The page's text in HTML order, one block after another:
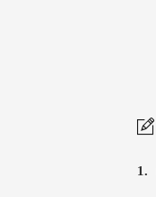
1.